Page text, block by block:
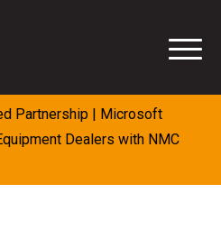
Partnership | Microsoft
Dealers with NMC